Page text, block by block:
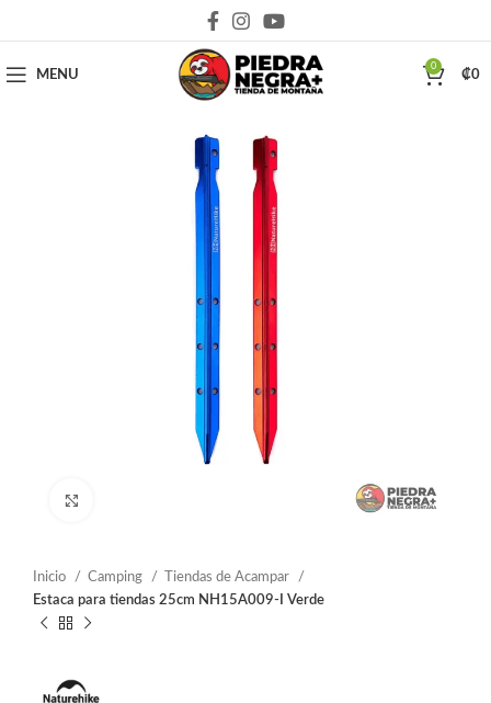
MENU
0
₡0
Inicio Camping
Tiendas de Acampar
Estaca para tiendas 25cm NH15A009-I Verde
Deja que la montaña sea parte de tu vida